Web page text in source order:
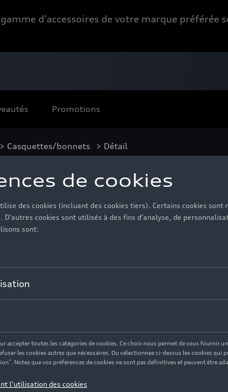
d’accessoires de votre marque préférée
Promotions
> Casquettes/bonnets > Détail
Description
La casquette